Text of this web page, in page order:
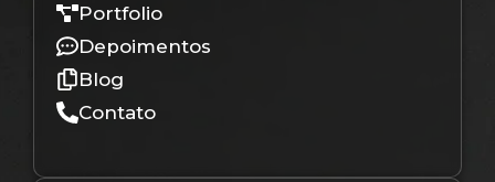
Portfolio
Depoimentos
Blog
Contato